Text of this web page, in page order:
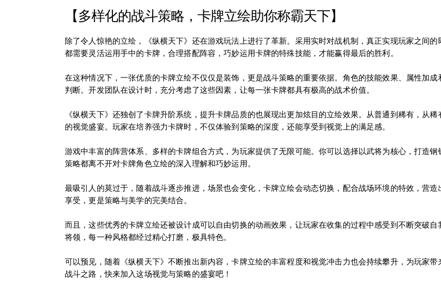
【多样化的战斗策略，卡牌立绘助你称霸天下】
除了令人惊艳的立绘，《纵横天下》还在游戏玩法上进行了革新。采用实时对战机制，真正实现玩家之间
都需要灵活运用手中的卡牌，合理搭配阵容，巧妙运用卡牌的特殊技能，才能赢得最后的胜利。
在这种情况下，一张优质的卡牌立绘不仅仅是装饰，更是战斗策略的重要依据。角色的技能效果、属性加
判断。开发团队在设计时，充分考虑了这些因素，让每一张卡牌都具有极高的战术价值。
《纵横天下》还独创了卡牌升阶系统，提升卡牌品质的也展现出更加炫目的立绘效果。从普通到稀有，从
的视觉盛宴。玩家在培养强力卡牌时，不仅体验到策略的深度，还能享受到视觉上的满足感。
游戏中丰富的阵营体系、多样的卡牌组合方式，为玩家提供了无限可能。你可以选择以武将为核心，打造
策略都离不开对卡牌角色立绘的深入理解和巧妙运用。
最吸引人的莫过于，随着战斗逐步推进，场景也会变化，卡牌立绘会动态切换，配合战场环境的特效，营
享受，更是策略与美学的完美结合。
而且，这些优秀的卡牌立绘还被设计成可以自由切换的动画效果，让玩家在收集的过程中感受到不断突破
将领，每一种风格都经过精心打磨，极具特色。
可以预见，随着《纵横天下》不断推出新内容，卡牌立绘的丰富程度和视觉冲击力也会持续攀升，为玩家
战斗之路，快来加入这场视觉与策略的盛宴吧！